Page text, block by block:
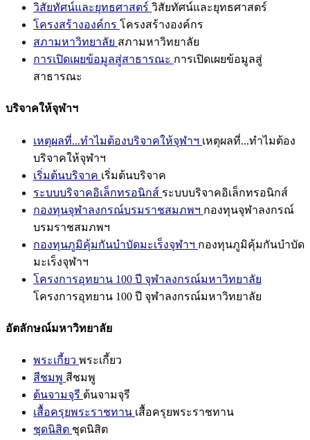
วิสัยทัศน์และยุทธศาสตร์ วิสัยทัศน์และยุทธศาสตร์
โครงสร้างองค์กร โครงสร้างองค์กร
สภามหาวิทยาลัย สภามหาวิทยาลัย
การเปิดเผยข้อมูลสู่สาธารณะ การเปิดเผยข้อมูลสู่
สาธารณะ
บริจาคให้จุฬาฯ
เหตุผลที่...ทำไมต้องบริจาคให้จุฬาฯ เหตุผลที่...ทำไมต้อง
บริจาคให้จุฬาฯ
เริ่มต้นบริจาค เริ่มต้นบริจาค
ระบบบริจาคอิเล็กทรอนิกส์ ระบบบริจาคอิเล็กทรอนิกส์
กองทุนจุฬาลงกรณ์บรมราชสมภพฯ กองทุนจุฬาลงกรณ์
บรมราชสมภพฯ
กองทุนภูมิคุ้มกันบำบัดมะเร็งจุฬาฯ กองทุนภูมิคุ้มกันบำบัด
มะเร็งจุฬาฯ
โครงการอุทยาน 100 ปี จุฬาลงกรณ์มหาวิทยาลัย
โครงการอุทยาน 100 ปี จุฬาลงกรณ์มหาวิทยาลัย
อัตลักษณ์มหาวิทยาลัย
พระเกี้ยว พระเกี้ยว
สีชมพู สีชมพู
ต้นจามจุรี ต้นจามจุรี
เสื้อครุยพระราชทาน เสื้อครุยพระราชทาน
ชุดนิสิต ชุดนิสิต